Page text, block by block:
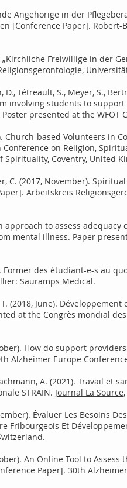
Angehörige in der
[Conference Paper].
„Kirchliche Freiwillige in der
D., Tétreault, S., Meyer, S.,
involving students to support
presented at the WFOT
Church-based Volunteers in
Conference on Religion,
Coventry, United
C. (2017, November).
Arbeitskreis
approach to assess
mental illness. Paper
Former des étudiant-e-s au
Sauramps Medical.
(2018, June).
at the Congrès mondial
How do support
Alzheimer Europe
A. (2021). Travail et
STRAIN. Journal La Source,
Évaluer Les Besoins
Fribourgeois Et
An Online Tool to
Paper]. 30th